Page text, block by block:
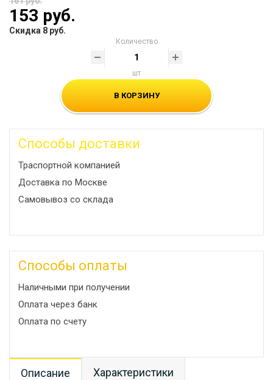
153 руб.
Скидка 8 руб.
Количество
шт
В КОРЗИНУ
Способы доставки
Траспортной компанией
Доставка по Москве
Самовывоз со склада
Способы оплаты
Наличными при получении
Оплата через банк
Оплата по счету
Описание Характеристики